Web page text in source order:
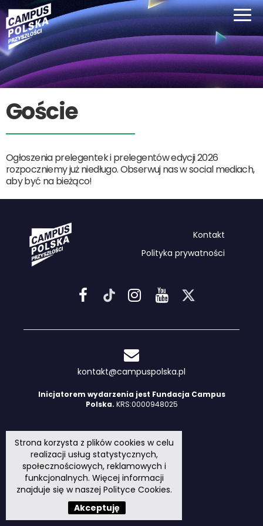
Goście
Ogłoszenia prelegentek i prelegentów edycji 2026
rozpoczniemy już niedługo. Obserwuj nas w social mediach,
aby być na bieżąco!
Kontakt
Polityka prywatności
kontakt@campuspolska.pl
Inicjatorem wydarzenia jest Fundacja Campus
Polska. KRS:0000948025
Strona korzysta z plików cookies w celu
realizacji usług statystycznych,
społecznościowych, reklamowych i
funkcjonalnych. Więcej informacji
znajduje się w naszej Polityce Cookies.
Akceptuję